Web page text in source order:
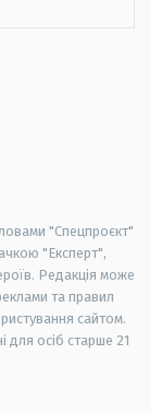
"Спецпроєкт"
"Експерт",
Редакція може
та правил
сайтом.
для осіб старше 21